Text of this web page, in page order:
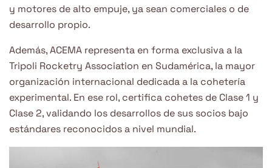
y motores de alto empuje, ya sean comerciales o de
desarrollo propio.
Además, ACEMA representa en forma exclusiva a la
Tripoli Rocketry Association en Sudamérica, la mayor
organización internacional dedicada a la cohetería
experimental. En ese rol, certifica cohetes de Clase 1 y
Clase 2, validando los desarrollos de sus socios bajo
estándares reconocidos a nivel mundial.